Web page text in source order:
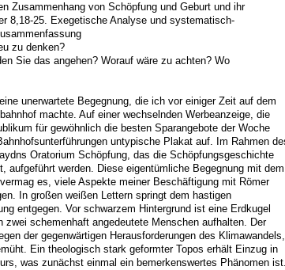
Zusammenhang von Schöpfung und Geburt und ihr
8,18-25. Exegetische Analyse und systematisch-
zu denken?
Sie das angehen? Worauf wäre zu achten? Wo
unerwartete Begegnung, die ich vor einiger Zeit auf dem
machte. Auf einer wechselnden Werbeanzeige, die
für gewöhnlich die besten Sparangebote der Woche
untypische Plakat auf. Im Rahmen
Oratorium Schöpfung, das die Schöpfungsgeschichte
aufgeführt werden. Diese eigentümliche Begegnung mit dem
es, viele Aspekte meiner Beschäftigung mit Römer
In großen weißen Lettern springt dem hastigen
entgegen. Vor schwarzem Hintergrund ist eine Erdkugel
zwei schemenhaft angedeutete Menschen aufhalten. Der
der gegenwärtigen Herausforderungen des Klimawandels,
Ein theologisch stark geformter Topos erhält Einzug in
was zunächst einmal ein bemerkenswertes Phänomen ist.